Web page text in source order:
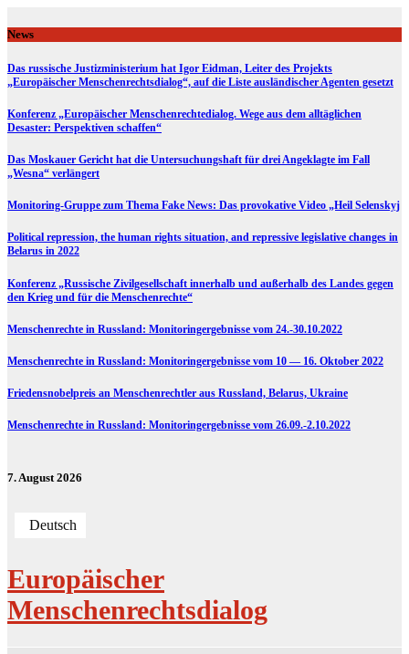
to
content
News
Das russische Justizministerium hat Igor Eidman, Leiter des Projekts
„Europäischer Menschenrechtsdialog“, auf die Liste ausländischer Agenten gesetzt
Konferenz „Europäischer Menschenrechtedialog. Wege aus dem alltäglichen
Desaster: Perspektiven schaffen“
Das Moskauer Gericht hat die Untersuchungshaft für drei Angeklagte im Fall
„Wesna“ verlängert
Monitoring-Gruppe zum Thema Fake News: Das provokative Video „Heil Selenskyj
Political repression, the human rights situation, and repressive legislative changes in
Belarus in 2022
Konferenz „Russische Zivilgesellschaft innerhalb und außerhalb des Landes gegen
den Krieg und für die Menschenrechte“
Menschenrechte in Russland: Monitoringergebnisse vom 24.-30.10.2022
Menschenrechte in Russland: Monitoringergebnisse vom 10 — 16. Oktober 2022
Friedensnobelpreis an Menschenrechtler aus Russland, Belarus, Ukraine
Menschenrechte in Russland: Monitoringergebnisse vom 26.09.-2.10.2022
7. August 2026
Deutsch
Europäischer
Menschenrechtsdialog